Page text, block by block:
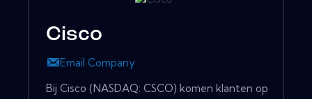
Cisco
Email Company
Bij Cisco (NASDAQ: CSCO) komen klanten op